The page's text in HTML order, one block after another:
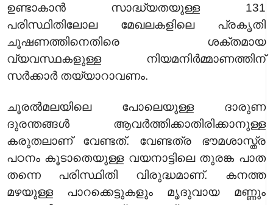
ഉണ്ടാകാൻ സാദ്ധ്യതയുള്ള 131
പരിസ്ഥിതിലോല മേഖലകളിലെ പ്രകൃതി
ചൂഷണത്തിനെതിരെ ശക്തമായ
വ്യവസ്ഥകളുള്ള നിയമനിർമ്മാണത്തിന്
സർക്കാർ തയ്യാറാവണം.
ചൂരൽമലയിലെ പോലെയുള്ള ദാരുണ
ദുരന്തങ്ങൾ ആവർത്തിക്കാതിരിക്കാനുള്ള
കരുതലാണ് വേണ്ടത്. വേണ്ടത്ര ഭൗമശാസ്ത്ര
പഠനം കൂടാതെയുള്ള വയനാട്ടിലെ തുരങ്ക പാത
തന്നെ പരിസ്ഥിതി വിരുദ്ധമാണ്. കനത്ത
മഴയുള്ള പാറക്കെട്ടുകളും മൃദുവായ മണ്ണും